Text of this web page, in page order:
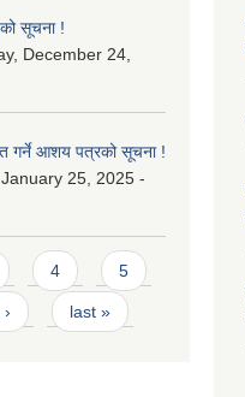
सूचना !
December 24,
गर्ने आशय पत्रको सूचना !
25, 2025 -
4 5
last »